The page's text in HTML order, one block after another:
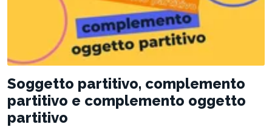
Soggetto partitivo, complemento
partitivo e complemento oggetto
partitivo